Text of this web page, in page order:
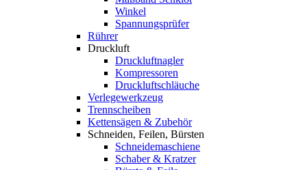
Winkel
Spannungsprüfer
Rührer
Druckluft
Druckluftnagler
Kompressoren
Druckluftschläuche
Verlegewerkzeug
Trennscheiben
Kettensägen & Zubehör
Schneiden, Feilen, Bürsten
Schneidemaschiene
Schaber & Kratzer